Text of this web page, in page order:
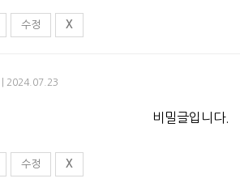
수정 X
| 2024.07.23
비밀글입니다.
수정 X